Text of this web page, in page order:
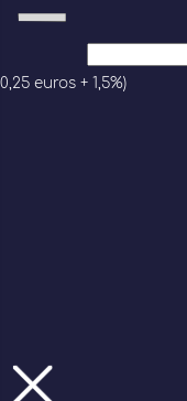
0,25 euros + 1,5%)